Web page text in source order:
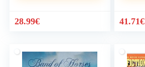
28.99€ 41.71€